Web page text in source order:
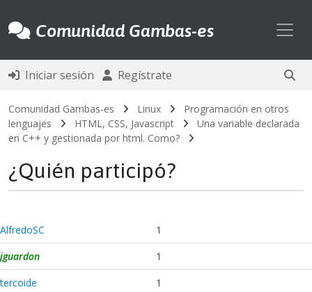
Comunidad Gambas-es
Iniciar sesión Regístrate
Comunidad Gambas-es Linux
Programación en otros
lenguajes
HTML, CSS, Javascript
Una variable declarada
en C++ y gestionada por html. Como?
¿Quién participó?
AlfredoSC
1
jguardon
1
tercoide
1